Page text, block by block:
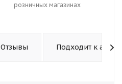
розничных магазинах
Отзывы Подходит к авто